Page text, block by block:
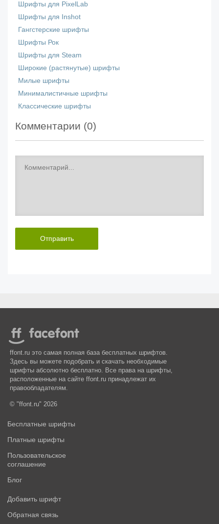
Шрифты для PixelLab
Шрифты для Inshot
Гангстерские шрифты
Шрифты Рок
Шрифты для Steam
Широкие (растянутые) шрифты
Милые шрифты
Минималистичные шрифты
Классические шрифты
Комментарии (0)
Отправить
ffont.ru это самая полная база бесплатных шрифтов.
Здесь вы можете подобрать и скачать необходимые
шрифты абсолютно бесплатно. Все права на шрифты,
расположенные на сайте ffont.ru принадлежат их
правообладателям.
© "ffont.ru" 2026
Бесплатные шрифты
Платные шрифты
Пользовательское
соглашение
Блог
Добавить шрифт
Обратная связь